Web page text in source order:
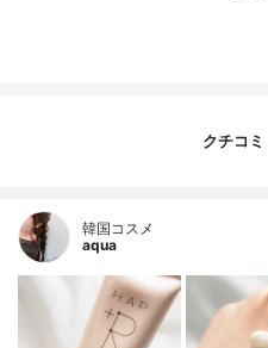
クチコ
韓国コスメ
aqua